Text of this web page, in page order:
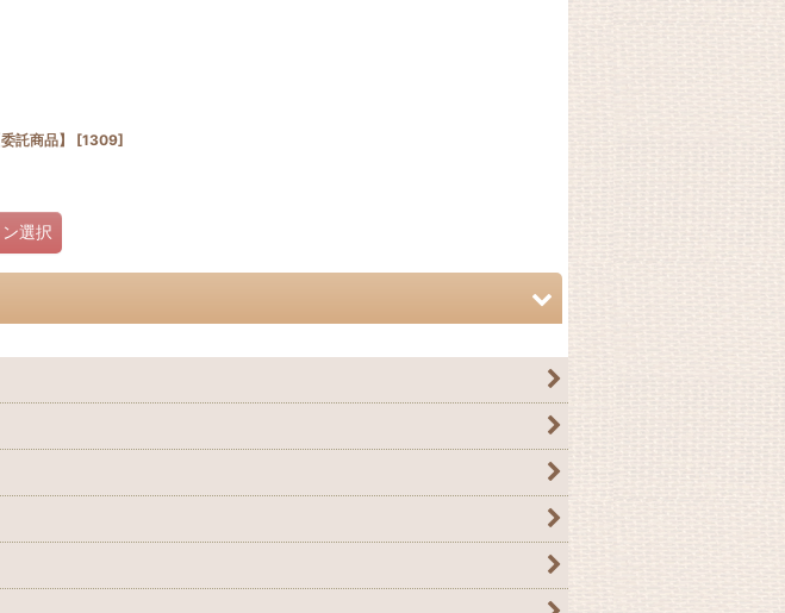
託商品】 [1309]
選択